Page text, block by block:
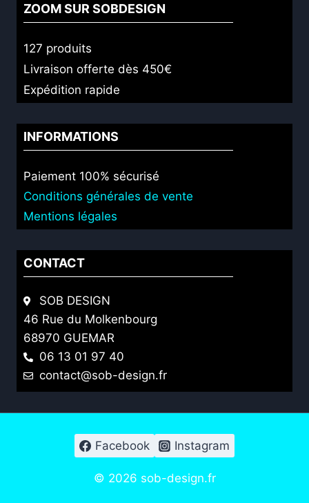
ZOOM SUR SOBDESIGN
127 produits
Livraison offerte dès 450€
Expédition rapide
INFORMATIONS
Paiement 100% sécurisé
Conditions générales de vente
Mentions légales
CONTACT
SOB DESIGN
46 Rue du Molkenbourg
68970 GUEMAR
06 13 01 97 40
contact@sob-design.fr
Facebook Instagram
© 2026 sob-design.fr